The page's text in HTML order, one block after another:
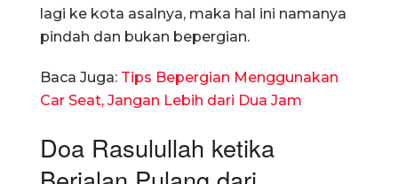
lagi ke kota asalnya, maka hal ini namanya
pindah dan bukan bepergian.
Baca Juga: Tips Bepergian Menggunakan
Car Seat, Jangan Lebih dari Dua Jam
Doa Rasulullah ketika